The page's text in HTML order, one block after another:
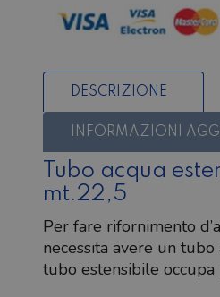
estensibile
quantità
DESCRIZIONE
INFORMAZIONI
Tubo acqua
mt.22,5
Per fare rifornimento
necessita avere un
tubo estensibile occupa